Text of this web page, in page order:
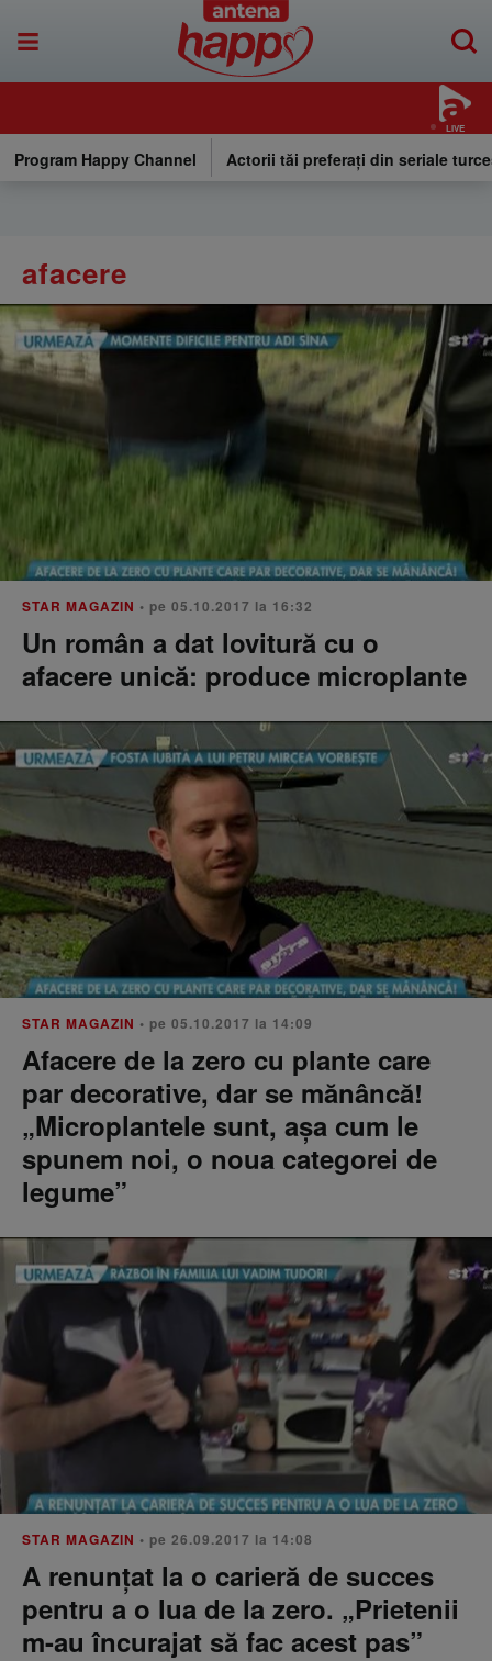
LIVE
Program Happy Channel Actorii tăi preferați din seriale
afacere
STAR MAGAZIN • pe 05.10.2017 la 16:32
Un român a dat lovitură cu o
afacere unică: produce microplante
STAR MAGAZIN • pe 05.10.2017 la 14:09
Afacere de la zero cu plante care
par decorative, dar se mănâncă!
„Microplantele sunt, așa cum le
spunem noi, o noua categorei de
legume”
STAR MAGAZIN • pe 26.09.2017 la 14:08
A renunțat la o carieră de succes
pentru a o lua de la zero. „Prietenii
m-au încurajat să fac acest pas”